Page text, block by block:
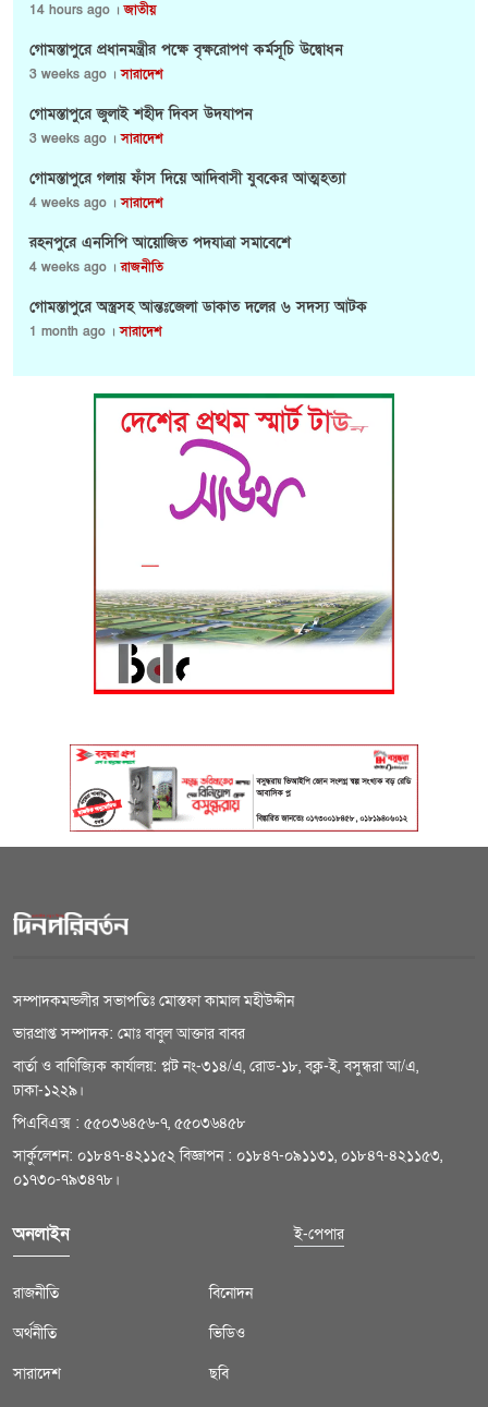
14 hours ago ।জাতীয়
গোমস্তাপুরে প্রধানমন্ত্রীর পক্ষে বৃক্ষরোপণ কর্মসূচি উদ্বোধন
3 weeks ago ।সারাদেশ
গোমস্তাপুরে জুলাই শহীদ দিবস উদযাপন
3 weeks ago ।সারাদেশ
গোমস্তাপুরে গলায় ফাঁস দিয়ে আদিবাসী যুবকের আত্মহত্যা
4 weeks ago ।সারাদেশ
রহনপুরে এনসিপি আয়োজিত পদযাত্রা সমাবেশে
4 weeks ago ।রাজনীতি
গোমস্তাপুরে অস্ত্রসহ আন্তঃজেলা ডাকাত দলের ৬ সদস্য আটক
1 month ago ।সারাদেশ
সম্পাদকমন্ডলীর সভাপতিঃ মোস্তফা কামাল মহীউদ্দীন
ভারপ্রাপ্ত সম্পাদক: মোঃ বাবুল আক্তার বাবর
বার্তা ও বাণিজ্যিক কার্যালয়: প্লট নং-৩১৪/এ, রোড-১৮, বক্ল-ই, বসুন্ধরা আ/এ,
ঢাকা-১২২৯।
পিএবিএক্স : ৫৫০৩৬৪৫৬-৭, ৫৫০৩৬৪৫৮
সার্কুলেশন: ০১৮৪৭-৪২১১৫২ বিজ্ঞাপন : ০১৮৪৭-০৯১১৩১, ০১৮৪৭-৪২১১৫৩,
০১৭৩০-৭৯৩৪৭৮।
অনলাইন ই-পেপার
রাজনীতি
অর্থনীতি
সারাদেশ
বিনোদন
ভিডিও
ছবি